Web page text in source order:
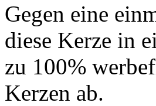
Gegen eine
diese Kerze in
zu 100%
Kerzen ab.